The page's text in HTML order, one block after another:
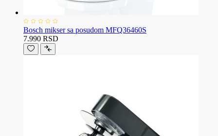
Bosch mikser sa posudom MFQ36460S
7.990 RSD